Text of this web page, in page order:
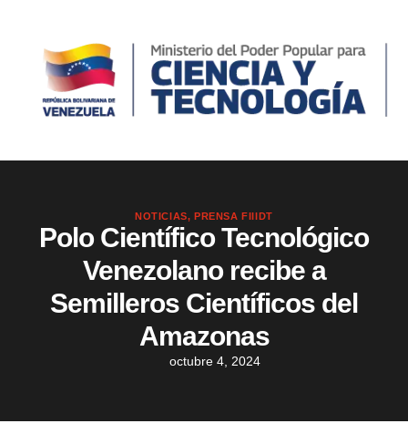
NOTICIAS, PRENSA FIIIDT
Polo Científico Tecnológico
Venezolano recibe a
Semilleros Científicos del
Amazonas
octubre 4, 2024